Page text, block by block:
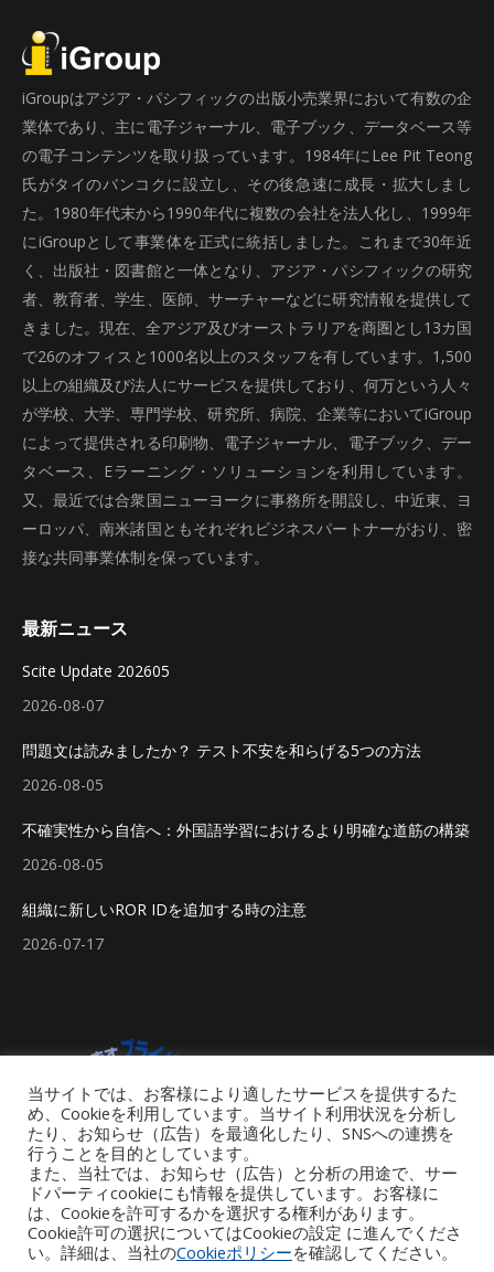
iGroupはアジア・パシフィックの出版小売業界において有数の企
業体であり、主に電子ジャーナル、電子ブック、データベース等
の電子コンテンツを取り扱っています。1984年にLee Pit Teong
氏がタイのバンコクに設立し、その後急速に成長・拡大しまし
た。1980年代末から1990年代に複数の会社を法人化し、1999年
にiGroupとして事業体を正式に統括しました。これまで30年近
く、出版社・図書館と一体となり、アジア・パシフィックの研究
者、教育者、学生、医師、サーチャーなどに研究情報を提供して
きました。現在、全アジア及びオーストラリアを商圏とし13カ国
で26のオフィスと1000名以上のスタッフを有しています。1,500
以上の組織及び法人にサービスを提供しており、何万という人々
が学校、大学、専門学校、研究所、病院、企業等においてiGroup
によって提供される印刷物、電子ジャーナル、電子ブック、デー
タベース、Eラーニング・ソリューションを利用しています。
又、最近では合衆国ニューヨークに事務所を開設し、中近東、ヨ
ーロッパ、南米諸国ともそれぞれビジネスパートナーがおり、密
接な共同事業体制を保っています。
最新ニュース
Scite Update 202605
2026-08-07
問題文は読みましたか？ テスト不安を和らげる5つの方法
2026-08-05
不確実性から自信へ：外国語学習におけるより明確な道筋の構築
2026-08-05
組織に新しいROR IDを追加する時の注意
2026-07-17
当サイトでは、お客様により適したサービスを提供するた
め、Cookieを利用しています。当サイト利用状況を分析し
たり、お知らせ（広告）を最適化したり、SNSへの連携を
行うことを目的としています。
また、当社では、お知らせ（広告）と分析の用途で、サー
ドパーティcookieにも情報を提供しています。お客様に
は、Cookieを許可するかを選択する権利があります。
Cookie許可の選択についてはCookieの設定 に進んでくださ
い。詳細は、当社のCookieポリシーを確認してください。